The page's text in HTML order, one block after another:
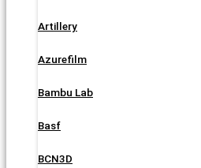
Artillery
Azurefilm
Bambu Lab
Basf
BCN3D